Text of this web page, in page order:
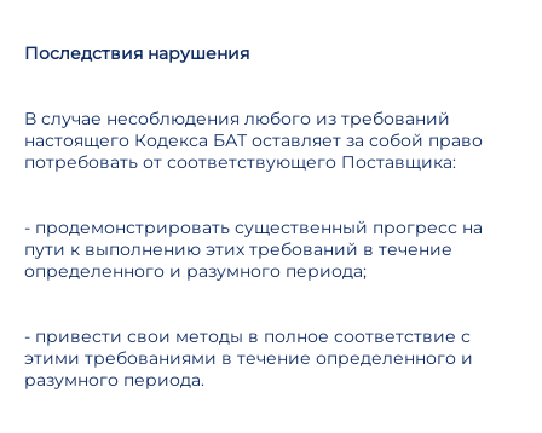
Последствия нарушения
В случае несоблюдения любого из требований
настоящего Кодекса БАТ оставляет за собой право
потребовать от соответствующего Поставщика:
- продемонстрировать существенный прогресс на
пути к выполнению этих требований в течение
определенного и разумного периода;
- привести свои методы в полное соответствие с
этими требованиями в течение определенного и
разумного периода.